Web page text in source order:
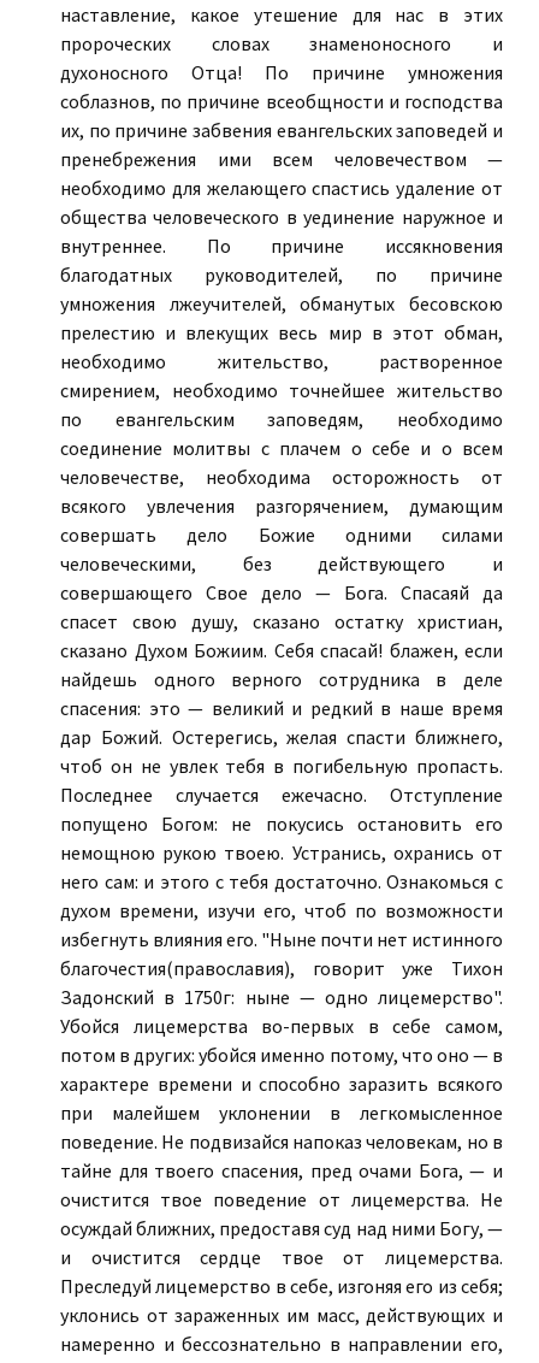
наставление, какое утешение для нас в этих
пророческих словах знаменоносного и
духоносного Отца! По причине умножения
соблазнов, по причине всеобщности и господства
их, по причине забвения евангельских заповедей и
пренебрежения ими всем человечеством —
необходимо для желающего спастись удаление от
общества человеческого в уединение наружное и
внутреннее. По причине иссякновения
благодатных руководителей, по причине
умножения лжеучителей, обманутых бесовскою
прелестию и влекущих весь мир в этот обман,
необходимо жительство, растворенное
смирением, необходимо точнейшее жительство
по евангельским заповедям, необходимо
соединение молитвы с плачем о себе и о всем
человечестве, необходима осторожность от
всякого увлечения разгорячением, думающим
совершать дело Божие одними силами
человеческими, без действующего и
совершающего Свое дело — Бога. Спасаяй да
спасет свою душу, сказано остатку христиан,
сказано Духом Божиим. Себя спасай! блажен, если
найдешь одного верного сотрудника в деле
спасения: это — великий и редкий в наше время
дар Божий. Остерегись, желая спасти ближнего,
чтоб он не увлек тебя в погибельную пропасть.
Последнее случается ежечасно. Отступление
попущено Богом: не покусись остановить его
немощною рукою твоею. Устранись, охранись от
него сам: и этого с тебя достаточно. Ознакомься с
духом времени, изучи его, чтоб по возможности
избегнуть влияния его. "Ныне почти нет истинного
благочестия(православия), говорит уже Тихон
Задонский в 1750г: ныне — одно лицемерство".
Убойся лицемерства во-первых в себе самом,
потом в других: убойся именно потому, что оно — в
характере времени и способно заразить всякого
при малейшем уклонении в легкомысленное
поведение. Не подвизайся напоказ человекам, но в
тайне для твоего спасения, пред очами Бога, — и
очистится твое поведение от лицемерства. Не
осуждай ближних, предоставя суд над ними Богу, —
и очистится сердце твое от лицемерства.
Преследуй лицемерство в себе, изгоняя его из себя;
уклонись от зараженных им масс, действующих и
намеренно и бессознательно в направлении его,